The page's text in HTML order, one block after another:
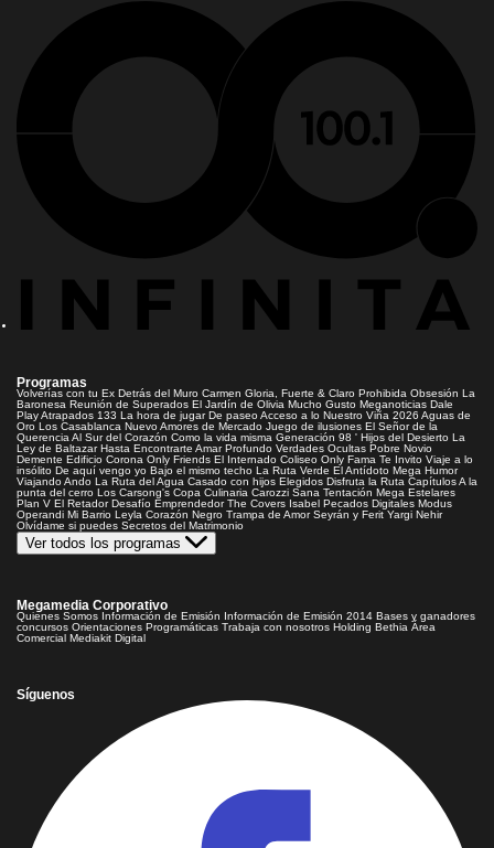
Programas
Volverías con tu Ex Detrás del Muro Carmen Gloria, Fuerte & Claro Prohibida Obsesión La
Baronesa Reunión de Superados El Jardín de Olivia Mucho Gusto Meganoticias Dale
PlayAtrapados 133 La hora de jugar De paseoAcceso a lo Nuestro Viña 2026 Aguas de
Oro Los Casablanca Nuevo Amores de Mercado Juego de ilusiones El Señor de la
Querencia Al Sur del Corazón Como la vida misma Generación 98 ' Hijos del Desierto La
Ley de Baltazar Hasta Encontrarte Amar Profundo Verdades Ocultas Pobre Novio
Demente Edificio Corona Only Friends El Internado Coliseo Only Fama Te Invito Viaje a lo
insólito De aquí vengo yo Bajo el mismo techo La Ruta Verde El Antídoto Mega Humor
Viajando Ando La Ruta del Agua Casado con hijos Elegidos Disfruta la Ruta CapítulosA la
punta del cerro Los Carsong's Copa Culinaria Carozzi Sana Tentación Mega Estelares
Plan V El Retador Desafío Emprendedor The Covers Isabel Pecados Digitales Modus
Operandi Mi Barrio Leyla Corazón Negro Trampa de Amor Seyrán y Ferit Yargi Nehir
Olvídame si puedes Secretos del Matrimonio
Ver todos los programas
Megamedia Corporativo
Quienes Somos Información de Emisión Información de Emisión 2014 Bases y ganadores
concursos Orientaciones Programáticas Trabaja con nosotros Holding Bethia Área
Comercial Mediakit Digital
Síguenos